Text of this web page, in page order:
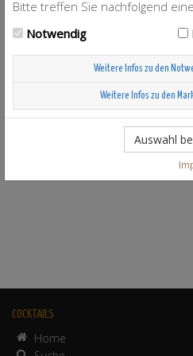
COCKTAILS
Home
Bitte treffen Sie nachfolgend
Notwendig
Weitere Infos zu den
Weitere Infos zu den
Auswahl